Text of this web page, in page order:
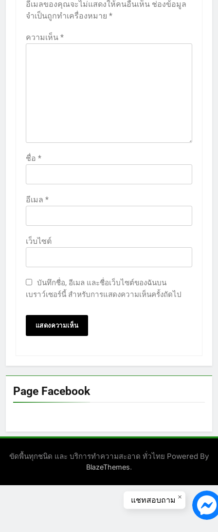
อีเมลของคุณจะไม่แสดงให้คนอื่นเห็น ช่องข้อมูล
จำเป็นถูกทำเครื่องหมาย *
ความเห็น *
ชื่อ *
อีเมล *
เว็บไซต์
บันทึกชื่อ, อีเมล และชื่อเว็บไซต์ของฉันบน
เบราว์เซอร์นี้ สำหรับการแสดงความเห็นครั้งถัดไป
Page Facebook
ขัดพื้นทุกชนิด และ บริการทำความสะอาด ทั่วไทย Powered By
BlazeThemes.
แชทสอบถาม